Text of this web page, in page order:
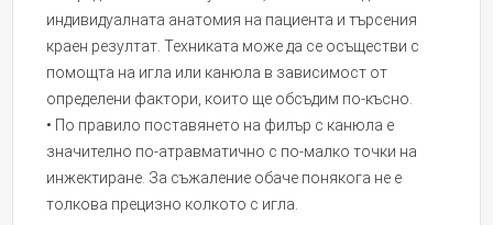
индивидуалната анатомия на пациента и търсения
краен резултат. Техниката може да се осъществи с
помощта на игла или канюла в зависимост от
определени фактори, които ще обсъдим по-късно.
• По правило поставянето на филър с канюла е
значително по-атравматично с по-малко точки на
инжектиране. За съжаление обаче понякога не е
толкова прецизно колкото с игла.